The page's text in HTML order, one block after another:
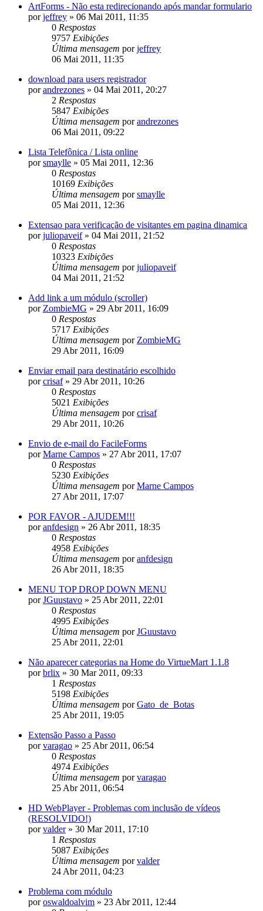
ArtForms - Não esta redirecionando após mandar formulario
porjeffrey » 06 Mai 2011, 11:35
0 Respostas
9757 Exibições
Última mensagem porjeffrey
06 Mai 2011, 11:35
download para users registrador
porandrezones » 04 Mai 2011, 20:27
2 Respostas
5847 Exibições
Última mensagem porandrezones
06 Mai 2011, 09:22
Lista Telefônica / Lista online
porsmaylle » 05 Mai 2011, 12:36
0 Respostas
10169 Exibições
Última mensagem porsmaylle
05 Mai 2011, 12:36
Extensao para verificação de visitantes em pagina dinamica
porjuliopaveif» 04 Mai 2011, 21:52
0 Respostas
10323 Exibições
Última mensagem porjuliopaveif
04 Mai 2011, 21:52
Add link a um módulo (scroller)
por ZombieMG » 29 Abr 2011, 16:09
0 Respostas
5717 Exibições
Última mensagem por ZombieMG
29 Abr 2011, 16:09
Enviar email para destinatário escolhido
porcrisaf» 29 Abr 2011, 10:26
0 Respostas
5021 Exibições
Última mensagem porcrisaf
29 Abr 2011, 10:26
Envio de e-mail do FacileForms
porMarne Campos » 27 Abr 2011, 17:07
0 Respostas
5230 Exibições
Última mensagem porMarne Campos
27 Abr 2011, 17:07
POR FAVOR - AJUDEM!!!
poranfdesign » 26 Abr 2011, 18:35
0 Respostas
4958 Exibições
Última mensagem poranfdesign
26 Abr 2011, 18:35
MENU TOP DROP DOWN MENU
porJGuustavo » 25 Abr 2011, 22:01
0 Respostas
4995 Exibições
Última mensagem porJGuustavo
25 Abr 2011, 22:01
Não aparecer categorias na Home do VirtueMart 1.1.8
porbrlix » 30 Mar 2011, 09:33
1 Respostas
5198 Exibições
Última mensagem porGato_de_Botas
25 Abr 2011, 19:05
Extensão Passo a Passo
porvaragao » 25 Abr 2011, 06:54
0 Respostas
4974 Exibições
Última mensagem porvaragao
25 Abr 2011, 06:54
HD WebPlayer - Problemas com inclusão de vídeos
(RESOLVIDO!)
porvalder» 30 Mar 2011, 17:10
1 Respostas
5087 Exibições
Última mensagem porvalder
24 Abr 2011, 04:23
Problema com módulo
poroswaldoalvim » 23 Abr 2011, 12:44